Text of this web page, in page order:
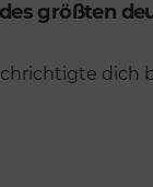
größten
dich